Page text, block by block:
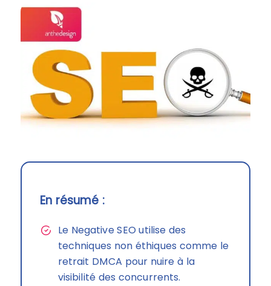
En résumé :
Le Negative SEO utilise des
techniques non éthiques comme le
retrait DMCA pour nuire à la
visibilité des concurrents.